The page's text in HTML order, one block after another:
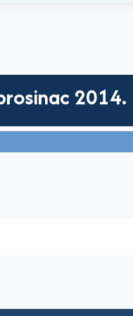
2014.